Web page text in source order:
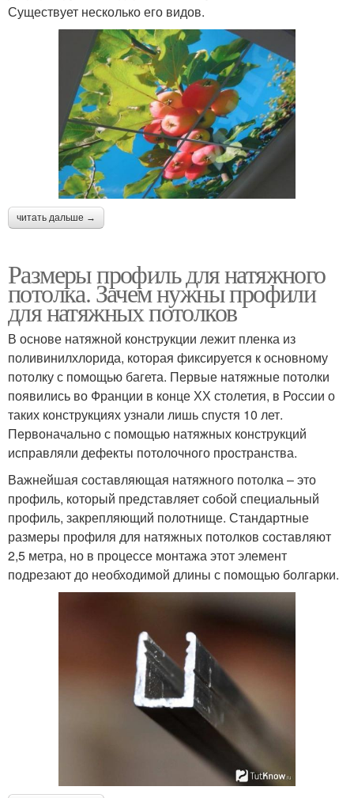
Существует несколько его видов.
читать дальше →
Размеры профиль для натяжного
потолка. Зачем нужны профили
для натяжных потолков
В основе натяжной конструкции лежит пленка из
поливинилхлорида, которая фиксируется к основному
потолку с помощью багета. Первые натяжные потолки
появились во Франции в конце ХХ столетия, в России о
таких конструкциях узнали лишь спустя 10 лет.
Первоначально с помощью натяжных конструкций
исправляли дефекты потолочного пространства.
Важнейшая составляющая натяжного потолка – это
профиль, который представляет собой специальный
профиль, закрепляющий полотнище. Стандартные
размеры профиля для натяжных потолков составляют
2,5 метра, но в процессе монтажа этот элемент
подрезают до необходимой длины с помощью болгарки.